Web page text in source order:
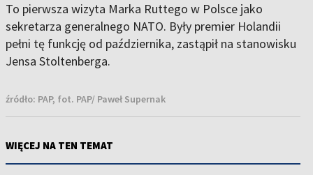
To pierwsza wizyta Marka Ruttego w Polsce jako
sekretarza generalnego NATO. Były premier Holandii
pełni tę funkcję od października, zastąpił na stanowisku
Jensa Stoltenberga.
źródło: PAP, fot. PAP/ Paweł Supernak
WIĘCEJ NA TEN TEMAT